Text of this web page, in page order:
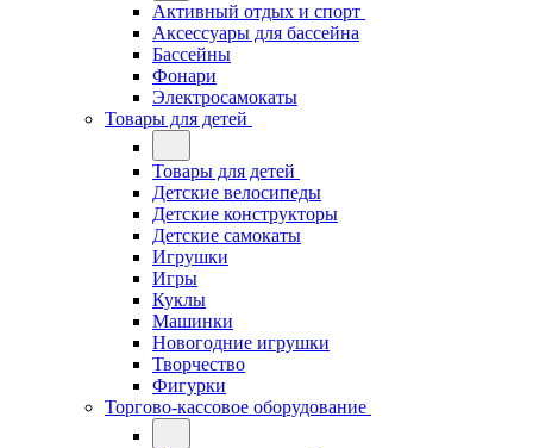
Активный отдых и спорт
Аксессуары для бассейна
Бассейны
Фонари
Электросамокаты
Товары для детей
Товары для детей
Детские велосипеды
Детские конструкторы
Детские самокаты
Игрушки
Игры
Куклы
Машинки
Новогодние игрушки
Творчество
Фигурки
Торгово-кассовое оборудование